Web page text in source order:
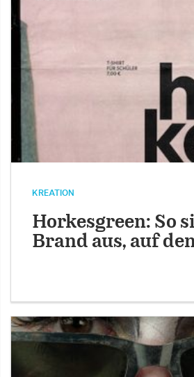
KREATION
Horkesgreen: So
Brand aus, auf